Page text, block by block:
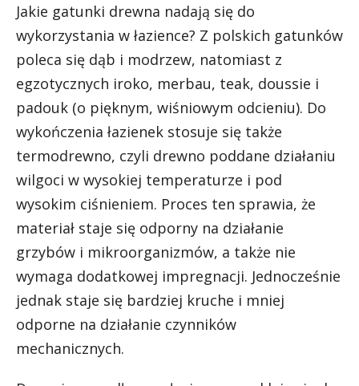
Jakie gatunki drewna nadają się do
wykorzystania w łazience? Z polskich gatunków
poleca się dąb i modrzew, natomiast z
egzotycznych iroko, merbau, teak, doussie i
padouk (o pięknym, wiśniowym odcieniu). Do
wykończenia łazienek stosuje się także
termodrewno, czyli drewno poddane działaniu
wilgoci w wysokiej temperaturze i pod
wysokim ciśnieniem. Proces ten sprawia, że
materiał staje się odporny na działanie
grzybów i mikroorganizmów, a także nie
wymaga dodatkowej impregnacji. Jednocześnie
jednak staje się bardziej kruche i mniej
odporne na działanie czynników
mechanicznych.